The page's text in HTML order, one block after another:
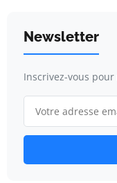
Newsletter
Inscrivez-vous